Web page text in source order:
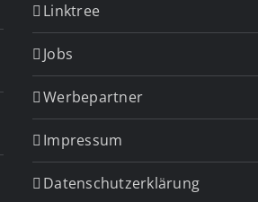
Linktree
Jobs
Werbepartner
Impressum
Datenschutzerklärung